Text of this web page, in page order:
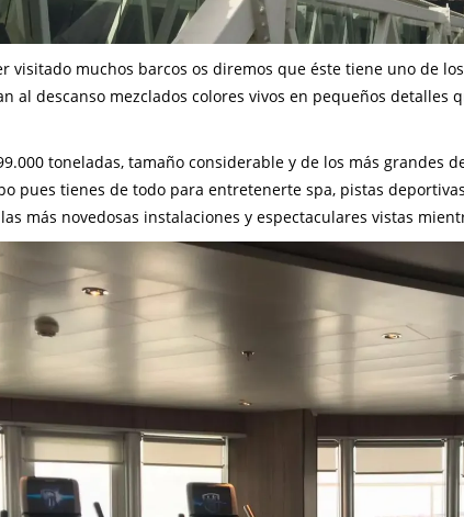
visitado muchos barcos os diremos que éste tiene uno de
al descanso mezclados colores vivos en pequeños detalles
toneladas, tamaño considerable y de los más grandes
pues tienes de todo para entretenerte spa, pistas
más novedosas instalaciones y espectaculares vistas